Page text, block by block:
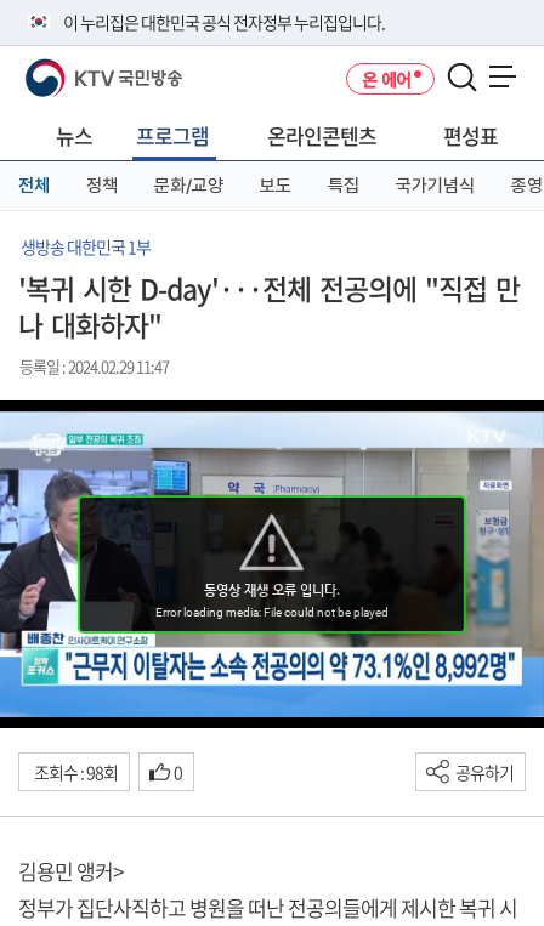
이 누리집은 대한민국 공식 전자정부 누리집입니다.
공식 누리집 주소 확인하기
니다.
이밖에 or.kr 또는 .kr등 다른 도메인 주소를 사용하고 있다면 아래 URL에
서 도메인 주소를 확인해 보세요
KTV 국민방송 온 에어
뉴스 프로그램 온라인콘텐츠 편성표
전체 정책 문화/교양 보도 특집 국가기념식 종영
생방송 대한민국 1부
'복귀 시한 D-day'···전체 전공의에 "직접 만
나 대화하자"
등록일 : 2024.02.29 11:47
조회수 : 98회 0 공유하기
김용민 앵커>
정부가 집단사직하고 병원을 떠난 전공의들에게 제시한 복귀 시